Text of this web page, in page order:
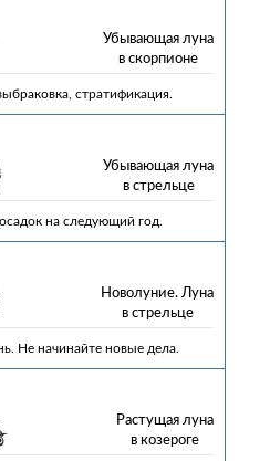
Убывающая луна
в скорпионе
стратификация.
Убывающая луна
в стрельце
на следующий год.
Новолуние. Луна
в стрельце
Не начинайте новые дела.
Растущая луна
в козероге